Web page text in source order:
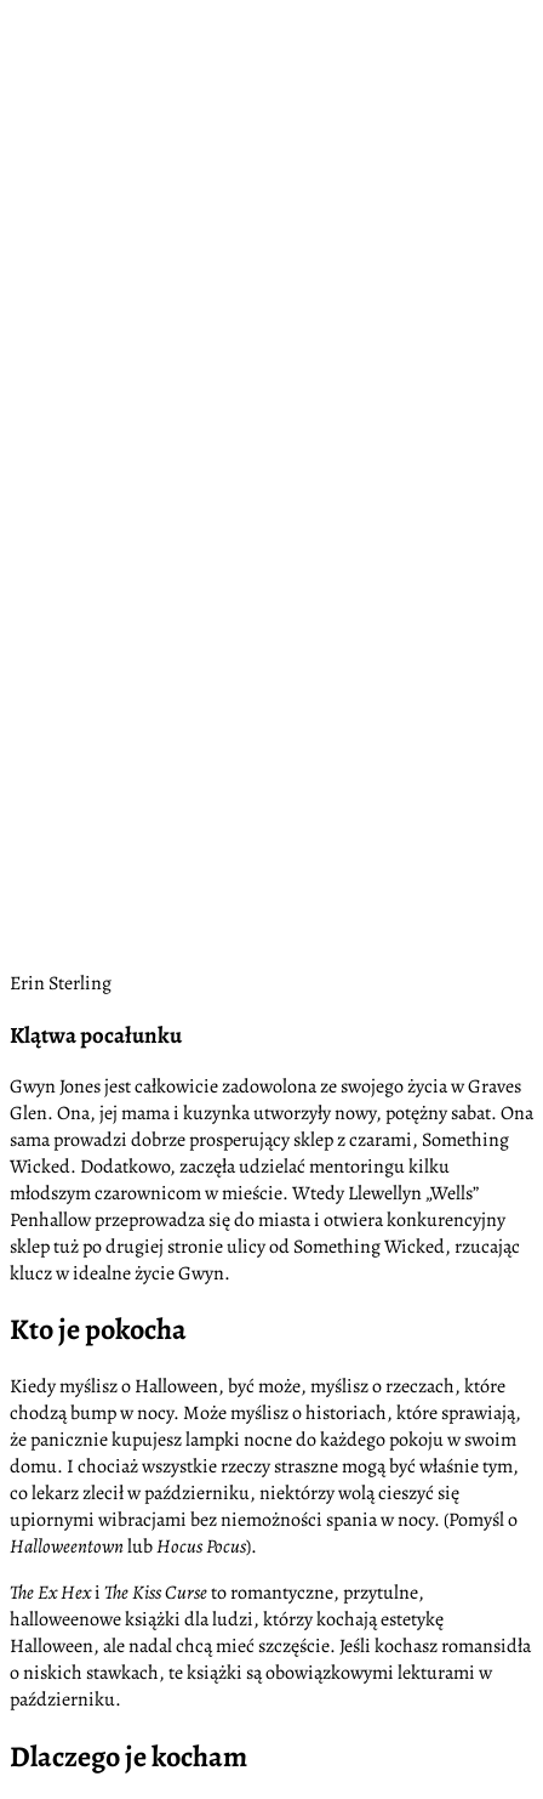
Erin Sterling
Klątwa pocałunku
Gwyn Jones jest całkowicie zadowolona ze swojego życia w Graves
Glen. Ona, jej mama i kuzynka utworzyły nowy, potężny sabat. Ona
sama prowadzi dobrze prosperujący sklep z czarami, Something
Wicked. Dodatkowo, zaczęła udzielać mentoringu kilku
młodszym czarownicom w mieście. Wtedy Llewellyn „Wells”
Penhallow przeprowadza się do miasta i otwiera konkurencyjny
sklep tuż po drugiej stronie ulicy od Something Wicked, rzucając
klucz w idealne życie Gwyn.
Kto je pokocha
Kiedy myślisz o Halloween, być może, myślisz o rzeczach, które
chodzą bump w nocy. Może myślisz o historiach, które sprawiają,
że panicznie kupujesz lampki nocne do każdego pokoju w swoim
domu. I chociaż wszystkie rzeczy straszne mogą być właśnie tym,
co lekarz zlecił w październiku, niektórzy wolą cieszyć się
upiornymi wibracjami bez niemożności spania w nocy. (Pomyśl o
HalloweentownlubHocus Pocus).
The Ex HexiThe Kiss Curseto romantyczne, przytulne,
halloweenowe książki dla ludzi, którzy kochają estetykę
Halloween, ale nadal chcą mieć szczęście. Jeśli kochasz romansidła
o niskich stawkach, te książki są obowiązkowymi lekturami w
październiku.
Dlaczego je kocham